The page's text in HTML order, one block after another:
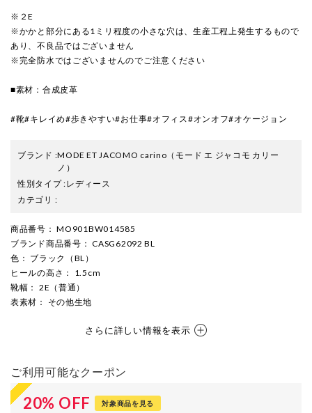
※２E
※かかと部分にある1ミリ程度の小さな穴は、生産工程上発生するもので
あり、不良品ではございません
※完全防水ではございませんのでご注意ください
■素材：合成皮革
#靴#キレイめ#歩きやすい#お仕事#オフィス#オンオフ#オケージョン
ブランド :MODE ET JACOMO carino （モード エ ジャコモ カリー
ノ）
性別タイプ:レディース
カテゴリ :
商品番号 ： MO901BW014585
ブランド商品番号 ： CASG62092 BL
色 ： ブラック（BL）
ヒールの高さ ： 1.5cm
靴幅 ： 2E（普通）
表素材 ： その他生地
さらに詳しい情報を表示
ご利用可能なクーポン
20% OFF 対象商品を見る